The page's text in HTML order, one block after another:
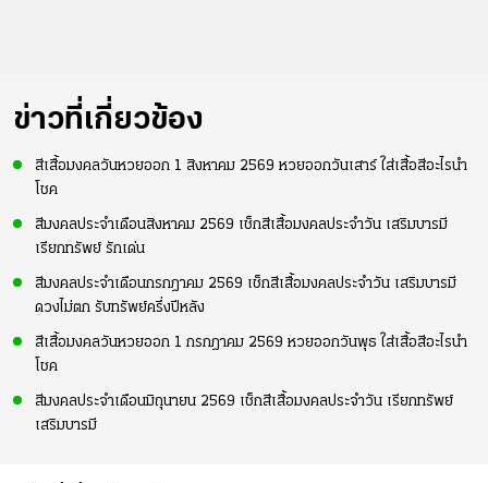
ข่าวที่เกี่ยวข้อง
สีเสื้อมงคลวันหวยออก 1 สิงหาคม 2569 หวยออกวันเสาร์ ใส่เสื้อสีอะไรนำ
โชค
สีมงคลประจำเดือนสิงหาคม 2569 เช็กสีเสื้อมงคลประจำวัน เสริมบารมี
เรียกทรัพย์ รักเด่น
สีมงคลประจำเดือนกรกฎาคม 2569 เช็กสีเสื้อมงคลประจำวัน เสริมบารมี
ดวงไม่ตก รับทรัพย์ครึ่งปีหลัง
สีเสื้อมงคลวันหวยออก 1 กรกฎาคม 2569 หวยออกวันพุธ ใส่เสื้อสีอะไรนำ
โชค
สีมงคลประจำเดือนมิถุนายน 2569 เช็กสีเสื้อมงคลประจำวัน เรียกทรัพย์
เสริมบารมี